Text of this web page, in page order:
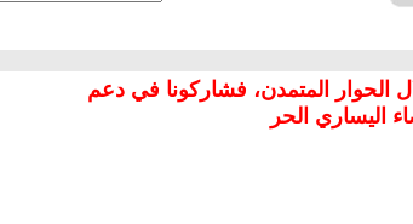
الحوار المتمدن، فشاركونا في دعم
اليساري الحر